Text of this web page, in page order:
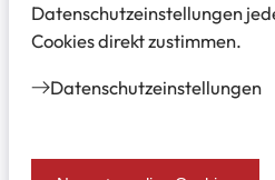
Datenschutzeinstellungen
Cookies direkt zustimmen.
Datenschutz­einstellungen